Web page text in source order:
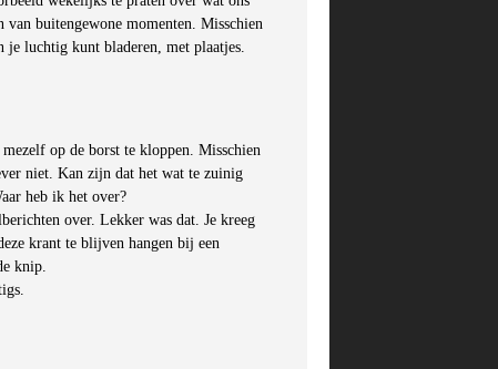
buitengewone momenten. Misschien
je luchtig kunt bladeren, met plaatjes.
op de borst te kloppen. Misschien
niet. Kan zijn dat het wat te zuinig
heb ik het over?
over. Lekker was dat. Je kreeg
krant te blijven hangen bij een
knip.